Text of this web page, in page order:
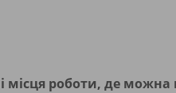
місця роботи, де можна